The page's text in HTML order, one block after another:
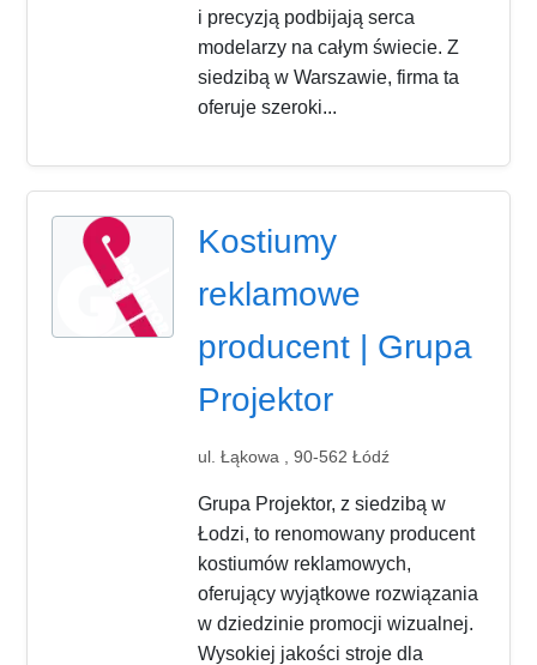
i precyzją podbijają serca
modelarzy na całym świecie. Z
siedzibą w Warszawie, firma ta
oferuje szeroki...
Kostiumy
reklamowe
producent | Grupa
Projektor
ul. Łąkowa , 90-562 Łódź
Grupa Projektor, z siedzibą w
Łodzi, to renomowany producent
kostiumów reklamowych,
oferujący wyjątkowe rozwiązania
w dziedzinie promocji wizualnej.
Wysokiej jakości stroje dla